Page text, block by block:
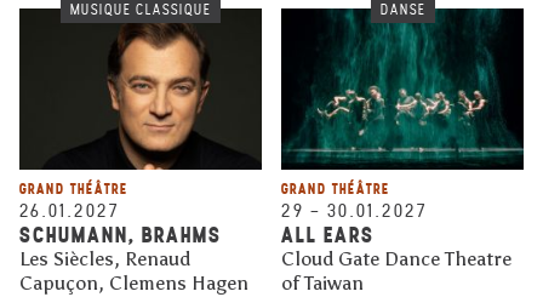
MUSIQUE CLASSIQUE
GRAND THÉÂTRE
26.01.2027
SCHUMANN, BRAHMS
Les Siècles, Renaud
Capuçon, Clemens Hagen
DANSE
GRAND THÉÂTRE
29 – 30.01.2027
ALL EARS
Cloud Gate Dance Theatre
of Taiwan